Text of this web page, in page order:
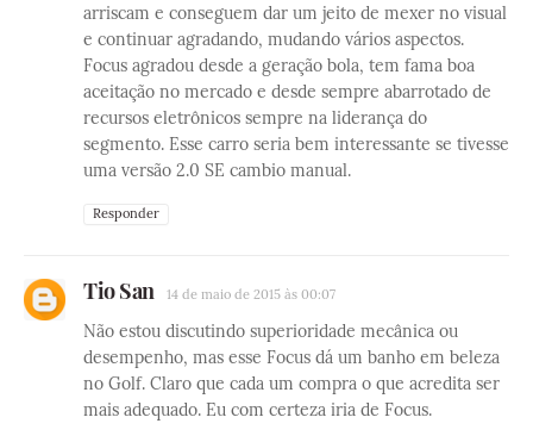
arriscam e conseguem dar um jeito de mexer no visual
e continuar agradando, mudando vários aspectos.
Focus agradou desde a geração bola, tem fama boa
aceitação no mercado e desde sempre abarrotado de
recursos eletrônicos sempre na liderança do
segmento. Esse carro seria bem interessante se tivesse
uma versão 2.0 SE cambio manual.
Responder
Tio San 14 de maio de 2015 às 00:07
Não estou discutindo superioridade mecânica ou
desempenho, mas esse Focus dá um banho em beleza
no Golf. Claro que cada um compra o que acredita ser
mais adequado. Eu com certeza iria de Focus.